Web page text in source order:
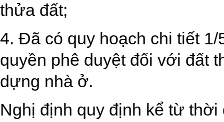
thửa đất;
4. Đã có quy hoạch chi tiết
quyền phê duyệt đối với đất
dựng nhà ở.
Nghị định quy định kể từ